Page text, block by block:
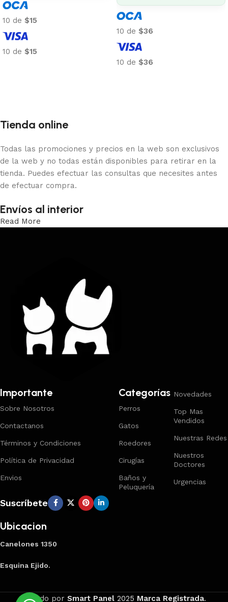
10 de $15
10 de $15
10 de $36
10 de $36
Tienda online
Todas las promociones y precios en la web son exclusivos
de la web y no todas están disponibles para retirar en la
tienda. Puedes efectuar las consultas que necesites antes
de efectuar compra.
Envíos al interior
Read More
Importante
Sobre Nosotros
Contactanos
Términos y Condiciones
Política de Privacidad
Envios
Categorías
Perros
Gatos
Roedores
Cirugías
Baños y
Peluquería
Novedades
Top Mas
Vendidos
Nuestras Redes
Nuestros
Doctores
Urgencias
Suscríbete
Ubicacion
Canelones 1350
Esquina Ejido.
Creado por Smart Panel 2025 Marca Registrada.